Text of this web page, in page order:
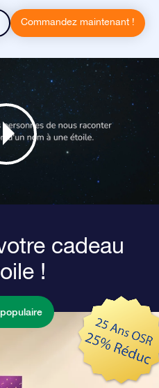
Commandez maintenant !
cadeau
!